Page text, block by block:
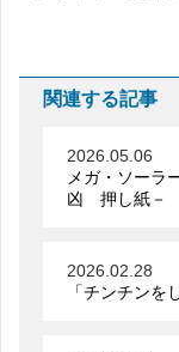
関連する記事
2026.05.06
メガ・ソーラ
凶 押し紙－
2026.02.28
「チンチン